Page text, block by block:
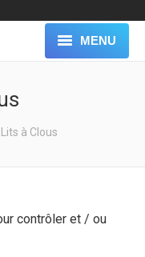
MENU
Lits à Clous
contrôler et / ou